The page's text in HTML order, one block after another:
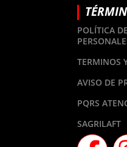
POLÍTICA
TERMINOS
AVISO DE
PQRS
SAGRILAFT